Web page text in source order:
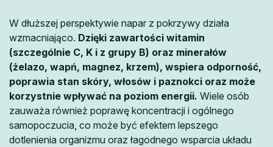
W dłuższej perspektywie napar z pokrzywy działa
wzmacniająco. Dzięki zawartości witamin
(szczególnie C, K i z grupy B) oraz minerałów
(żelazo, wapń, magnez, krzem), wspiera odporność,
poprawia stan skóry, włosów i paznokci oraz może
korzystnie wpływać na poziom energii. Wiele osób
zauważa również poprawę koncentracji i ogólnego
samopoczucia, co może być efektem lepszego
dotlenienia organizmu oraz łagodnego wsparcia układu